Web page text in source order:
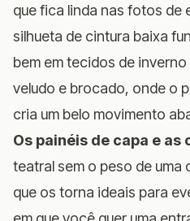
que fica linda nas fotos de
silhueta de cintura baixa
bem em tecidos de
veludo e brocado, onde o
cria um belo movimento
Os painéis de capa e as
teatral sem o peso de
que os torna ideais para